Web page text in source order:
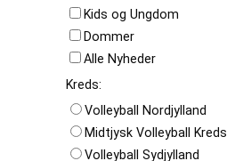
Kids og Ungdom
Dommer
Alle Nyheder
Kreds:
Volleyball Nordjylland
Midtjysk Volleyball Kreds
Volleyball Sydjylland